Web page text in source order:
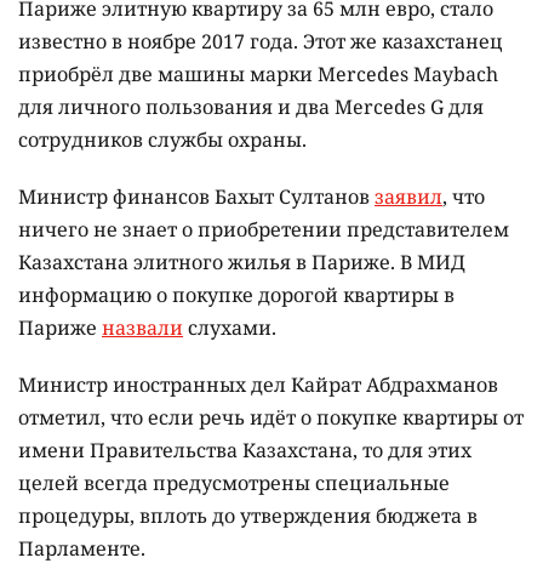
Париже элитную квартиру за 65 млн евро, стало
известно в ноябре 2017 года. Этот же казахстанец
приобрёл две машины марки Mercedes Maybach
для личного пользования и два Mercedes G для
сотрудников службы охраны.
Министр финансов Бахыт Султановзаявил, что
ничего не знает о приобретении представителем
Казахстана элитного жилья в Париже. В МИД
информацию о покупке дорогой квартиры в
Париже назвалислухами.
Министр иностранных дел Кайрат Абдрахманов
отметил, что если речь идёт о покупке квартиры от
имени Правительства Казахстана, то для этих
целей всегда предусмотрены специальные
процедуры, вплоть до утверждения бюджета в
Парламенте.